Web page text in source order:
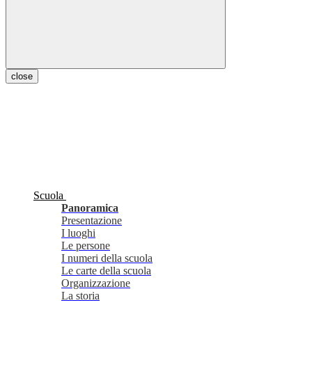
close
Scuola
Panoramica
Presentazione
I luoghi
Le persone
I numeri della scuola
Le carte della scuola
Organizzazione
La storia